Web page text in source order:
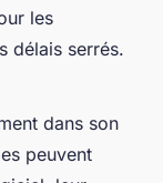
les
délais serrés.
dans son
peuvent